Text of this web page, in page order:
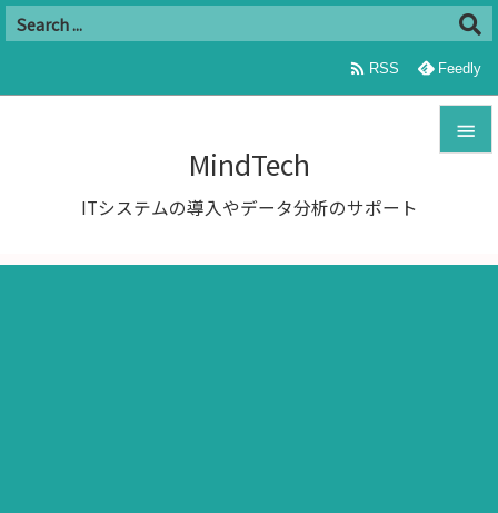
MindTech
ITシステムの導入やデータ分析のサポート

サイド
 RSS Feedly